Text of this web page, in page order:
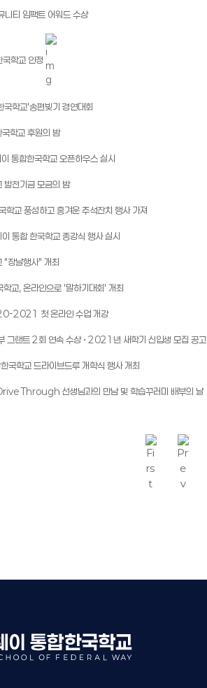
티 임팩트 어워드 수상
학교 인정
교'송편빚기 경연대회
학교 후원의 밤
합한국학교 오픈하우스 실시
전기금 모금의 밤
교 풍성하고 흥겨운 추석잔치 행사 가져
합 한국학교 종강식 행사 실시
날행사" 개최
, 온라인으로 '말하기대회' 개최
2021 첫 온라인 수업 개강
그랜트 2회 연속 수상 • 2021년 새학기 신입생 모집 공고
교 드라이브드루 개학식 행사 개최
Through 선생님과의 만남 및 학습꾸러미 배부의 날